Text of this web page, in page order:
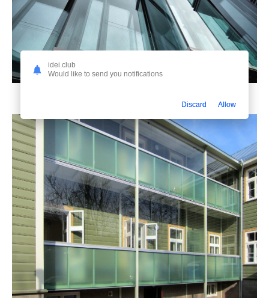
14. Витражное остекление балкона
idei.club
Would like to send you notifications
Discard Allow